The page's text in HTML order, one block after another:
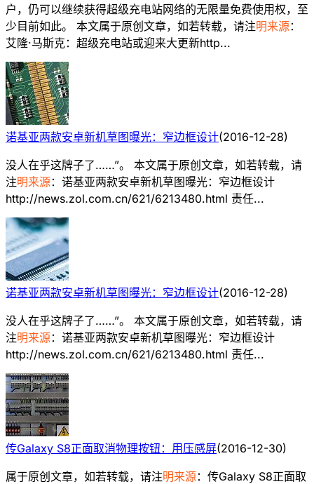
户，仍可以继续获得超级充电站网络的无限量免费使用权，至
少目前如此。 本文属于原创文章，如若转载，请注明来源：
艾隆·马斯克：超级充电站或迎来大更新http...
诺基亚两款安卓新机草图曝光：窄边框设计(2016-12-28)
没人在乎这牌子了……”。 本文属于原创文章，如若转载，请
注明来源：诺基亚两款安卓新机草图曝光：窄边框设计
http://news.zol.com.cn/621/6213480.html 责任...
诺基亚两款安卓新机草图曝光：窄边框设计(2016-12-28)
没人在乎这牌子了……”。 本文属于原创文章，如若转载，请
注明来源：诺基亚两款安卓新机草图曝光：窄边框设计
http://news.zol.com.cn/621/6213480.html 责任...
传Galaxy S8正面取消物理按钮：用压感屏(2016-12-30)
属于原创文章，如若转载，请注明来源：传Galaxy S8正面取